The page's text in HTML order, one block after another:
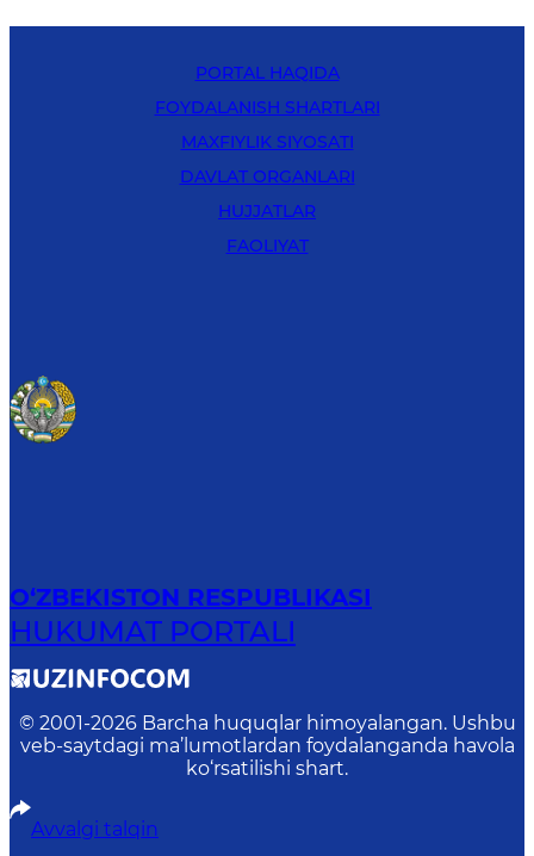
PORTAL HAQIDA
FOYDALANISH SHARTLARI
MAXFIYLIK SIYOSATI
DAVLAT ORGANLARI
HUJJATLAR
FAOLIYAT
O‘ZBEKISTON RESPUBLIKASI
HUKUMAT PORTALI
© 2001-2026 Barcha huquqlar himoyalangan. Ushbu
veb-saytdagi ma’lumotlardan foydalanganda havola
ko‘rsatilishi shart.
Avvalgi talqin